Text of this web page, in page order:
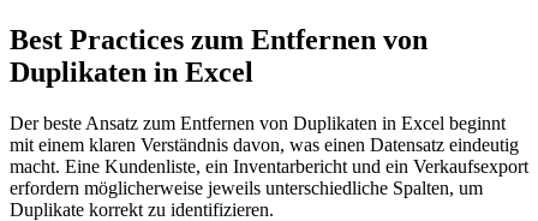
Best Practices zum Entfernen von
Duplikaten in Excel
Der beste Ansatz zum Entfernen von Duplikaten in Excel beginnt
mit einem klaren Verständnis davon, was einen Datensatz eindeutig
macht. Eine Kundenliste, ein Inventarbericht und ein Verkaufsexport
erfordern möglicherweise jeweils unterschiedliche Spalten, um
Duplikate korrekt zu identifizieren.